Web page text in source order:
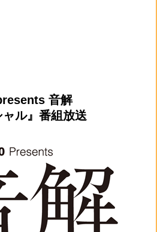
音解
ル』番組放送